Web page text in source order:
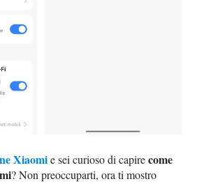
Xiaomie sei curioso di capirecome
? Non preoccuparti, ora ti mostro